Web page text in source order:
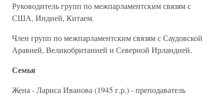
Руководитель групп по межпарламентским связям с
США, Индией, Китаем.
Член групп по межпарламентским связям с Саудовской
Аравией, Великобританией и Северной Ирландией.
Семья
Жена - Лариса Иванова (1945 г.р.) - преподаватель